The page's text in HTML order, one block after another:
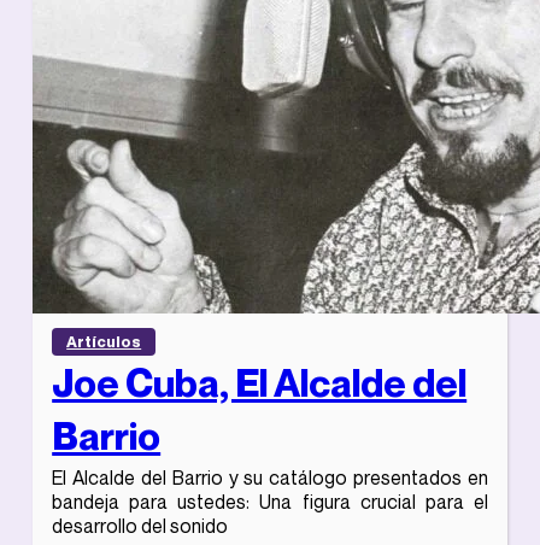
Artículos
Joe Cuba, El Alcalde del
Barrio
El Alcalde del Barrio y su catálogo presentados en
bandeja para ustedes: Una figura crucial para el
desarrollo del sonido